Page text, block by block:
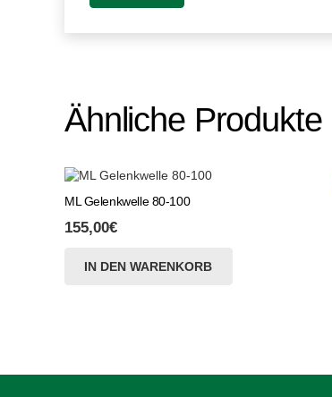
Ähnliche Produkte
ML Gelenkwelle 80-100
155,00€
IN DEN WARENKORB